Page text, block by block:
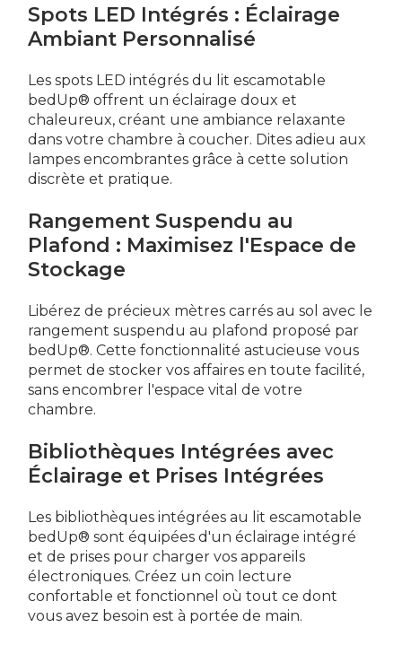
Spots LED Intégrés : Éclairage
Ambiant Personnalisé
Les spots LED intégrés du lit escamotable
bedUp® offrent un éclairage doux et
chaleureux, créant une ambiance relaxante
dans votre chambre à coucher. Dites adieu aux
lampes encombrantes grâce à cette solution
discrète et pratique.
Rangement Suspendu au
Plafond : Maximisez l'Espace de
Stockage
Libérez de précieux mètres carrés au sol avec le
rangement suspendu au plafond proposé par
bedUp®. Cette fonctionnalité astucieuse vous
permet de stocker vos affaires en toute facilité,
sans encombrer l'espace vital de votre
chambre.
Bibliothèques Intégrées avec
Éclairage et Prises Intégrées
Les bibliothèques intégrées au lit escamotable
bedUp® sont équipées d'un éclairage intégré
et de prises pour charger vos appareils
électroniques. Créez un coin lecture
confortable et fonctionnel où tout ce dont
vous avez besoin est à portée de main.